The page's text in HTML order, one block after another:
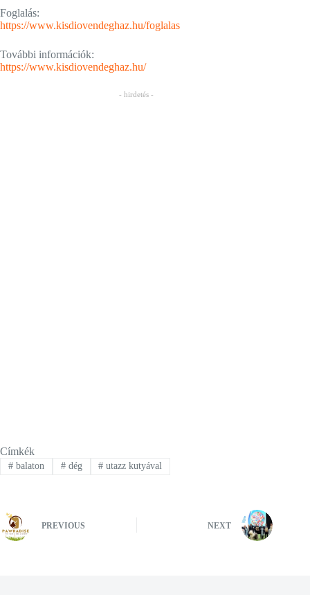
Foglalás:
https://www.kisdiovendeghaz.hu/foglalas
További információk:
https://www.kisdiovendeghaz.hu/
- hirdetés -
Címkék
#balaton #dég # utazz kutyával
PREVIOUS NEXT